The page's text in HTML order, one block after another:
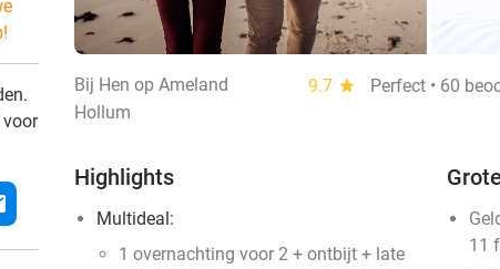
voor
Bij Hen op Ameland 9.7 star
Perfect • 60
Hollum
Highlights
Multideal:
1 overnachting voor 2 + ontbijt + late
11